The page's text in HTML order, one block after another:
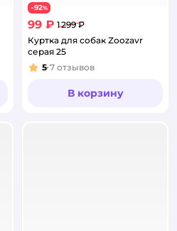
−92%
99 ₽ 1 299 ₽
Куртка для собак Zoozavr
серая 25
Рейтинг:
5 7 отзывов
В корзину